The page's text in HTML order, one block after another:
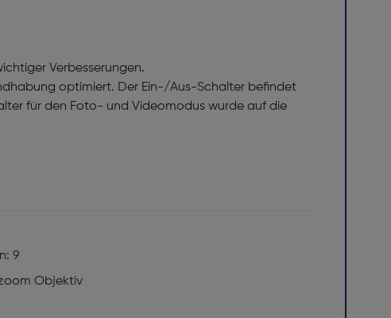
Verbesserungen.
optimiert. Der Ein-/Aus-Schalter befindet
für den Foto- und Videomodus wurde auf die
9
Objektiv